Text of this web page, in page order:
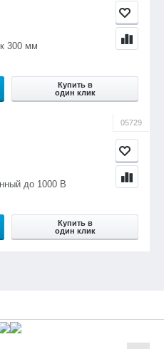
300 мм
Купить в
один клик
05729
до 1000 В
Купить в
один клик